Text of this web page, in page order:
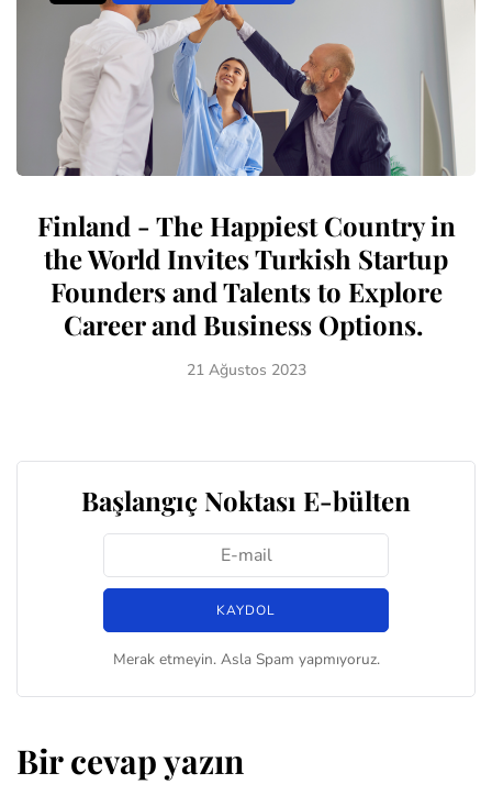
Finland - The Happiest Country in
the World Invites Turkish Startup
Founders and Talents to Explore
Career and Business Options.
21 Ağustos 2023
Başlangıç Noktası E-bülten
Merak etmeyin. Asla Spam yapmıyoruz.
Bir cevap yazın